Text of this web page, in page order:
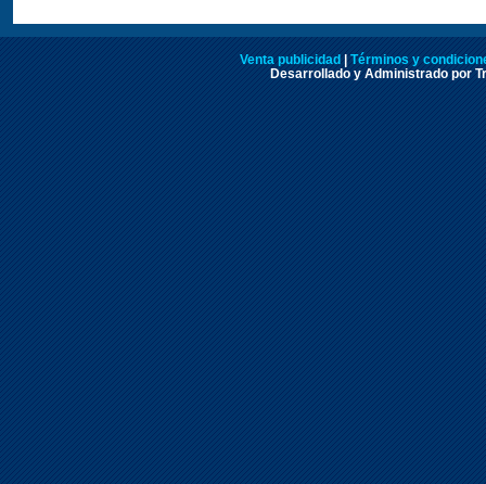
Venta publicidad
Términos y
Desarrollado y Administrado por